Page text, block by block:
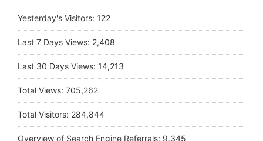
Yesterday's Visitors: 122
Last 7 Days Views: 2,408
Last 30 Days Views: 14,213
Total Views: 705,262
Total Visitors: 284,844
Overview of Search Engine Referrals: 9,345